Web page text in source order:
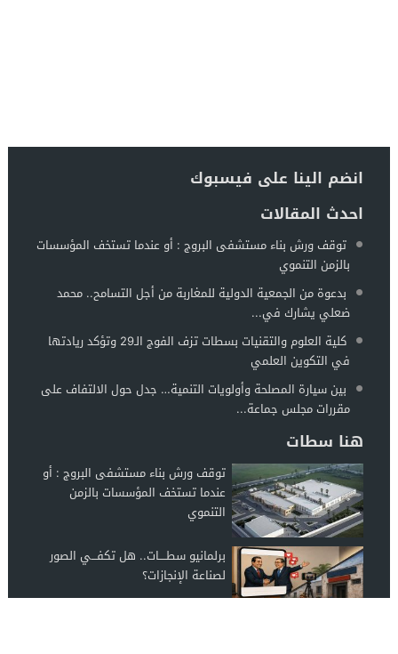
انضم الينا على فيسبوك
احدث المقالات
توقف ورش بناء مستشفى البروج : أو عندما تستخف المؤسسات
بالزمن التنموي
بدعوة من الجمعية الدولية للمغاربة من أجل التسامح.. محمد
ضعلي يشارك في...
كلية العلوم والتقنيات بسطات تزف الفوج الـ29 وتؤكد ريادتها
في التكوين العلمي
بين سيارة المصلحة وأولويات التنمية… جدل حول الالتفاف على
مقررات مجلس جماعة...
هنا سطات
توقف ورش بناء مستشفى البروج : أو
عندما تستخف المؤسسات بالزمن
التنموي
برلمانيو سطــــات.. هل تكفـــي الصور
لصناعة الإنجازات؟